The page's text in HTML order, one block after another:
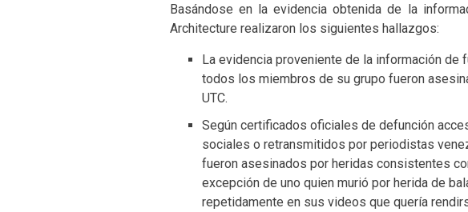
Basándose en la evidencia obtenida de la
Architecture realizaron los siguientes hallazgos:
La evidencia proveniente de la información de
todos los miembros de su grupo fueron
UTC.
Según certificados oficiales de defunción
sociales o retransmitidos por periodistas
fueron asesinados por heridas consistentes
excepción de uno quien murió por herida de
repetidamente en sus videos que quería